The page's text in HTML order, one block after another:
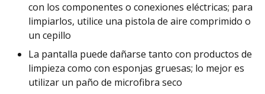
con los componentes o conexiones eléctricas; para
limpiarlos, utilice una pistola de aire comprimido o
un cepillo
La pantalla puede dañarse tanto con productos de
limpieza como con esponjas gruesas; lo mejor es
utilizar un paño de microfibra seco